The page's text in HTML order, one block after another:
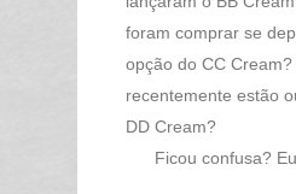
foram comprar se
opção do CC Cream?
recentemente estão
DD Cream?
Ficou confusa? Eu